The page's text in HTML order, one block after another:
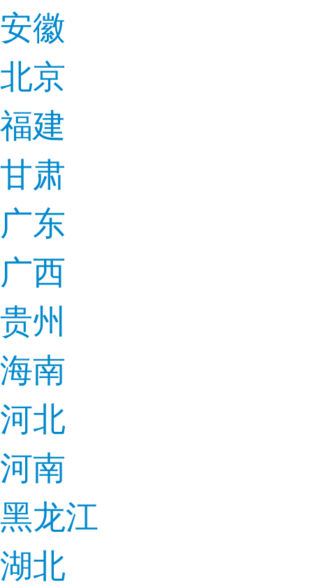
安徽
北京
福建
甘肃
广东
广西
贵州
海南
河北
河南
黑龙江
湖北